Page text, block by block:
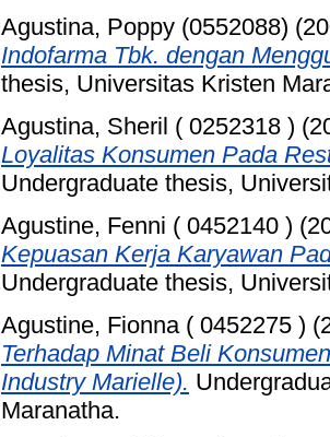
Agustina, Poppy (0552088)
Indofarma Tbk. dengan
thesis, Universitas Kristen
Agustina, Sheril ( 0252318 )
Loyalitas Konsumen Pada
Undergraduate thesis,
Agustine, Fenni ( 0452140 )
Kepuasan Kerja Karyawan
Undergraduate thesis,
Agustine, Fionna ( 0452275 )
Terhadap Minat Beli
Industry Marielle).
Maranatha.